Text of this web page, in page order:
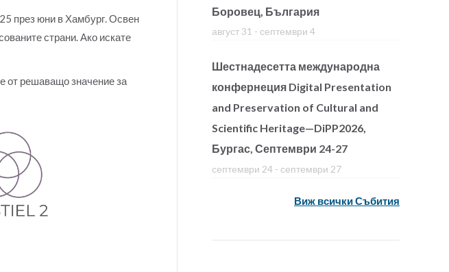
през юни в Хамбург. Освен
страни. Ако искате
от решаващо значение за
Боровец, България
август 31 - септември 4
Шестнадесетта международна
конфернеция Digital Presentation
and Preservation of Cultural and
Scientific Heritage—DiPP2026,
Бургас, Септември 24-27
септември 24 - септември 27
Виж всички Събития